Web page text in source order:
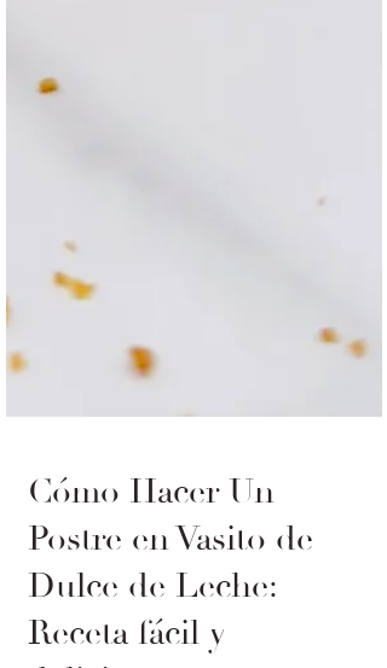
Cómo Hacer Un
Postre en Vasito de
Dulce de Leche: